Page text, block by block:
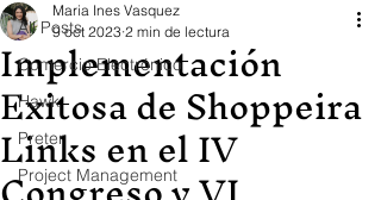
All Posts
Comercio Electrónico
Hawk
Preter
Project Management
Implementación
Exitosa de Shoppeira
Links en el IV
Maria Ines Vasquez
9 oct 2023 2 min de lectura